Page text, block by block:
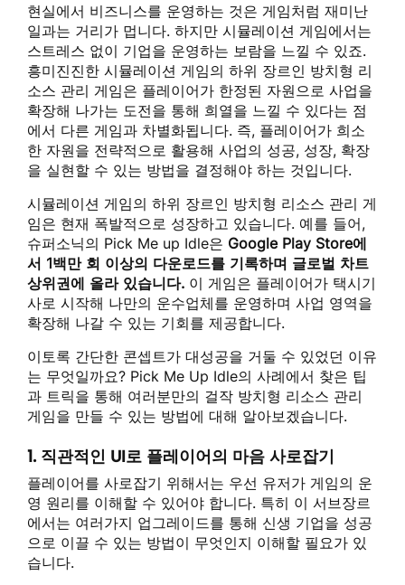
현실에서 비즈니스를 운영하는 것은 게임처럼 재미난
일과는 거리가 멉니다. 하지만 시뮬레이션 게임에서는
스트레스 없이 기업을 운영하는 보람을 느낄 수 있죠.
흥미진진한 시뮬레이션 게임의 하위 장르인 방치형 리
소스 관리 게임은 플레이어가 한정된 자원으로 사업을
확장해 나가는 도전을 통해 희열을 느낄 수 있다는 점
에서 다른 게임과 차별화됩니다. 즉, 플레이어가 희소
한 자원을 전략적으로 활용해 사업의 성공, 성장, 확장
을 실현할 수 있는 방법을 결정해야 하는 것입니다.
시뮬레이션 게임의 하위 장르인 방치형 리소스 관리 게
임은 현재 폭발적으로 성장하고 있습니다. 예를 들어,
슈퍼소닉의 Pick Me up Idle은 Google Play Store에
서 1백만 회 이상의 다운로드를 기록하며 글로벌 차트
상위권에 올라 있습니다. 이 게임은 플레이어가 택시기
사로 시작해 나만의 운수업체를 운영하며 사업 영역을
확장해 나갈 수 있는 기회를 제공합니다.
이토록 간단한 콘셉트가 대성공을 거둘 수 있었던 이유
는 무엇일까요? Pick Me Up Idle의 사례에서 찾은 팁
과 트릭을 통해 여러분만의 걸작 방치형 리소스 관리
게임을 만들 수 있는 방법에 대해 알아보겠습니다.
1. 직관적인 UI로 플레이어의 마음 사로잡기
플레이어를 사로잡기 위해서는 우선 유저가 게임의 운
영 원리를 이해할 수 있어야 합니다. 특히 이 서브장르
에서는 여러가지 업그레이드를 통해 신생 기업을 성공
으로 이끌 수 있는 방법이 무엇인지 이해할 필요가 있
습니다.